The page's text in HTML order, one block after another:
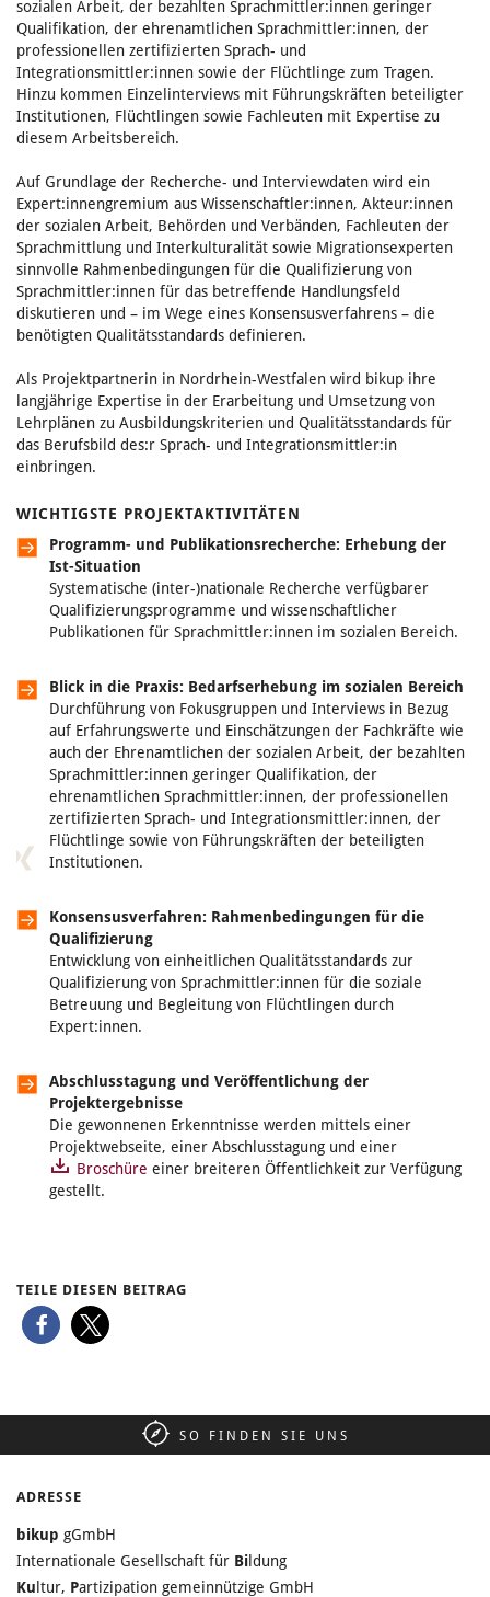
sozialen Arbeit, der bezahlten Sprachmittler:innen geringer
Qualifikation, der ehrenamtlichen Sprachmittler:innen, der
professionellen zertifizierten Sprach- und
Integrationsmittler:innen sowie der Flüchtlinge zum Tragen.
Hinzu kommen Einzelinterviews mit Führungskräften beteiligter
Institutionen, Flüchtlingen sowie Fachleuten mit Expertise zu
diesem Arbeitsbereich.
Auf Grundlage der Recherche- und Interviewdaten wird ein
Expert:innengremium aus Wissenschaftler:innen, Akteur:innen
der sozialen Arbeit, Behörden und Verbänden, Fachleuten der
Sprachmittlung und Interkulturalität sowie Migrationsexperten
sinnvolle Rahmenbedingungen für die Qualifizierung von
Sprachmittler:innen für das betreffende Handlungsfeld
diskutieren und – im Wege eines Konsensusverfahrens – die
benötigten Qualitätsstandards definieren.
Als Projektpartnerin in Nordrhein-Westfalen wird bikup ihre
langjährige Expertise in der Erarbeitung und Umsetzung von
Lehrplänen zu Ausbildungskriterien und Qualitätsstandards für
das Berufsbild des:r Sprach- und Integrationsmittler:in
einbringen.
WICHTIGSTE PROJEKTAKTIVITÄTEN
Programm- und Publikationsrecherche: Erhebung der
Ist-Situation
Systematische (inter-)nationale Recherche verfügbarer
Qualifizierungsprogramme und wissenschaftlicher
Publikationen für Sprachmittler:innen im sozialen Bereich.
Blick in die Praxis: Bedarfserhebung im sozialen Bereich
Durchführung von Fokusgruppen und Interviews in Bezug
auf Erfahrungswerte und Einschätzungen der Fachkräfte wie
auch der Ehrenamtlichen der sozialen Arbeit, der bezahlten
Sprachmittler:innen geringer Qualifikation, der
ehrenamtlichen Sprachmittler:innen, der professionellen
zertifizierten Sprach- und Integrationsmittler:innen, der
Flüchtlinge sowie von Führungskräften der beteiligten
Institutionen.
Konsensusverfahren: Rahmenbedingungen für die
Qualifizierung
Entwicklung von einheitlichen Qualitätsstandards zur
Qualifizierung von Sprachmittler:innen für die soziale
Betreuung und Begleitung von Flüchtlingen durch
Expert:innen.
Abschlusstagung und Veröffentlichung der
Projektergebnisse
Die gewonnenen Erkenntnisse werden mittels einer
Projektwebseite, einer Abschlusstagung und einer
Broschüre einer breiteren Öffentlichkeit zur Verfügung
gestellt.
TEILE DIESEN BEITRAG
SO FINDEN SIE UNS
ADRESSE
bikup gGmbH
Internationale Gesellschaft für Bildung
Kultur, Partizipation gemeinnützige GmbH